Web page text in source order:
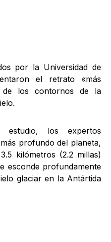
por la Universidad de
el retrato «más
de los contornos de la
los expertos
profundo del planeta,
kilómetros (2.2 millas)
esconde profundamente
glaciar en la Antártida